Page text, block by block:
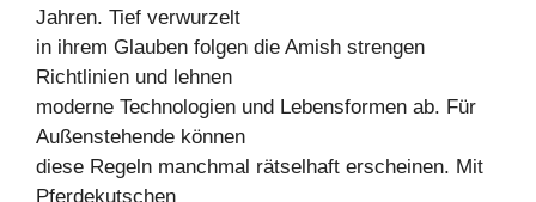
Jahren. Tief verwurzelt
in ihrem Glauben folgen die Amish strengen
Richtlinien und lehnen
moderne Technologien und Lebensformen ab. Für
Außenstehende können
diese Regeln manchmal rätselhaft erscheinen. Mit
Pferdekutschen